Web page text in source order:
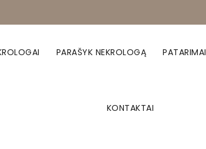
PARAŠYK NEKROLOGĄ PATARIMAI
KONTAKTAI